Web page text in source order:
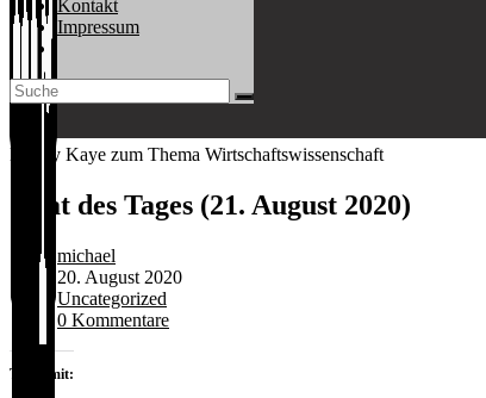
Kontakt
Impressum
umschalten
Danny Kaye zum Thema Wirtschaftswissenschaft
Zitat des Tages (21. August 2020)
Beitrags-
Autor:
michael
Beitrag
veröffentlicht:
20. August 2020
Beitrags-
Kategorie:
Uncategorized
Beitrags-
0 Kommentare
Teilen mit: